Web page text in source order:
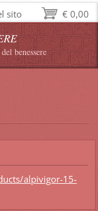
benessere
alpivigor-15-
€ 0,00
sito